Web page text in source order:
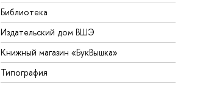
Библиотека
Издательский дом ВШЭ
Книжный магазин «БукВышка»
Типография